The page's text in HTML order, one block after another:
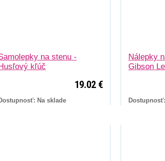
na stenu -
kľúč
19.02 €
Na sklade
Nálepky
Gibson